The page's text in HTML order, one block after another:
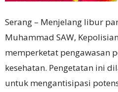
Serang – Menjelang libur
Muhammad SAW,
memperketat pengawasan
kesehatan. Pengetatan ini
untuk mengantisipasi